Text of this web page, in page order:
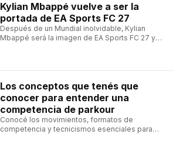
Kylian Mbappé vuelve a ser la
portada de EA Sports FC 27
Después de un Mundial inolvidable, Kylian
Mbappé será la imagen de EA Sports FC 27 y
Los conceptos que tenés que
conocer para entender una
competencia de parkour
Conocé los movimientos, formatos de
competencia y tecnicismos esenciales para